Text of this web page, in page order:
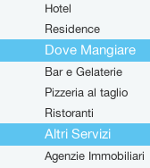
Hotel
Residence
Dove Mangiare
Bar e Gelaterie
Pizzeria al taglio
Ristoranti
Altri Servizi
Agenzie Immobiliari